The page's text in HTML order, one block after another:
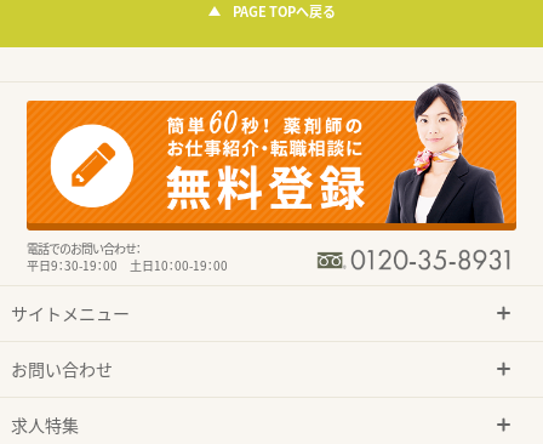
PAGE TOPへ戻る
電話でのお問い合わせ：
平日9：30-19：00 土日10：00-19：00
サイトメニュー
お問い合わせ
求人特集